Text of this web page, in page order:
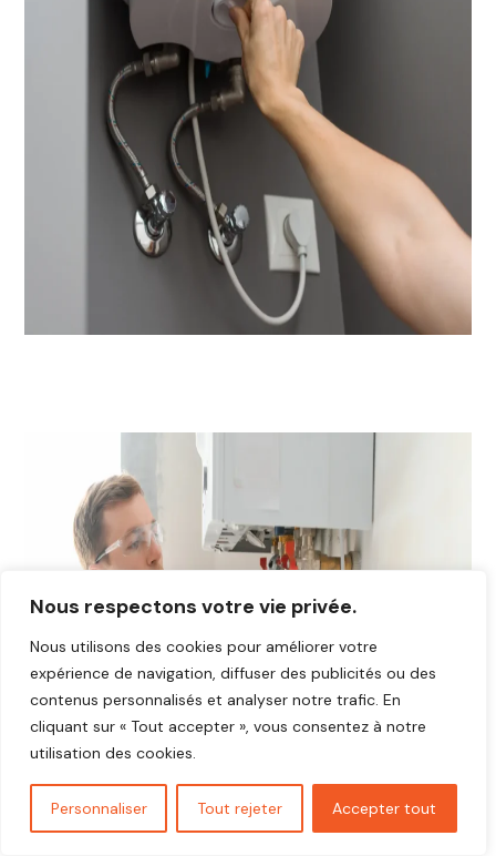
Nous respectons votre vie privée.
Nous utilisons des cookies pour améliorer votre
expérience de navigation, diffuser des publicités ou des
contenus personnalisés et analyser notre trafic. En
cliquant sur « Tout accepter », vous consentez à notre
utilisation des cookies.
Personnaliser Tout rejeter Accepter tout